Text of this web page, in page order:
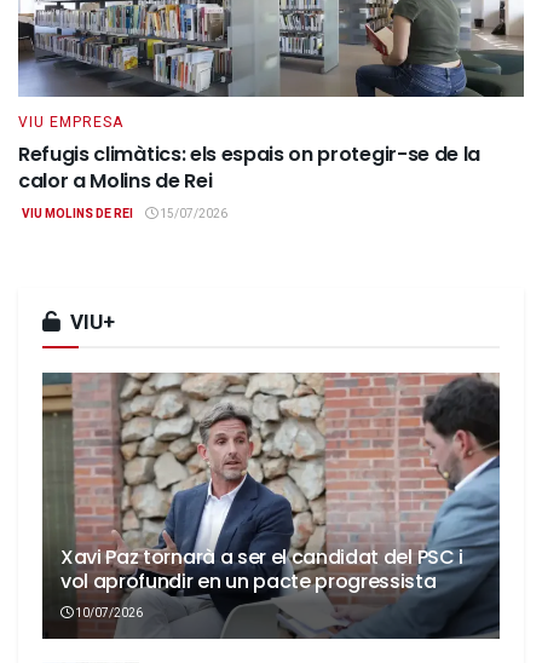
VIU EMPRESA
Refugis climàtics: els espais on protegir-se de la
calor a Molins de Rei
VIU MOLINS DE REI 15/07/2026
VIU+
Xavi Paz tornarà a ser el candidat del PSC i
vol aprofundir en un pacte progressista
10/07/2026